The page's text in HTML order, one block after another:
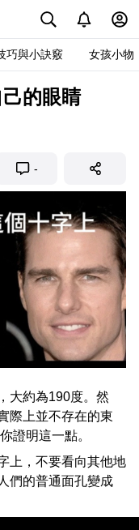
巧與小訣竅 女孩小物
的眼睛
-
大約為190度。然
際上並不存在的東
證明這一點。
上，不要看向其他地
們的普通面孔變成